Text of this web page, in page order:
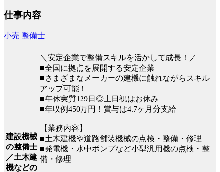
仕事内容
小売 整備士
建設機械
の整備士
／土木建
機などの
＼安定企業で整備スキルを活かして成長！／
■全国に拠点を展開する安定企業
■さまざまなメーカーの建機に触れながらスキル
アップ可能！
■年休実質129日◎土日祝はお休み
■年収例450万円！賞与は4.7ヶ月分支給
【業務内容】
■土木建機や道路舗装機械の点検・整備・修理
■発電機・水中ポンプなど小型汎用機の点検・整
備・修理